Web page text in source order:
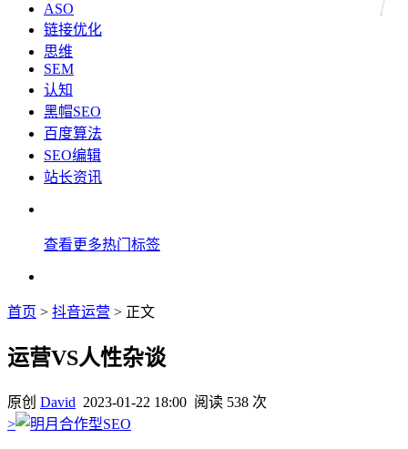
ASO
链接优化
思维
SEM
认知
黑帽SEO
百度算法
SEO编辑
站长资讯
查看更多热门标签
首页 > 抖音运营 > 正文
运营VS人性杂谈
原创 David 2023-01-22 18:00 阅读 538 次
>